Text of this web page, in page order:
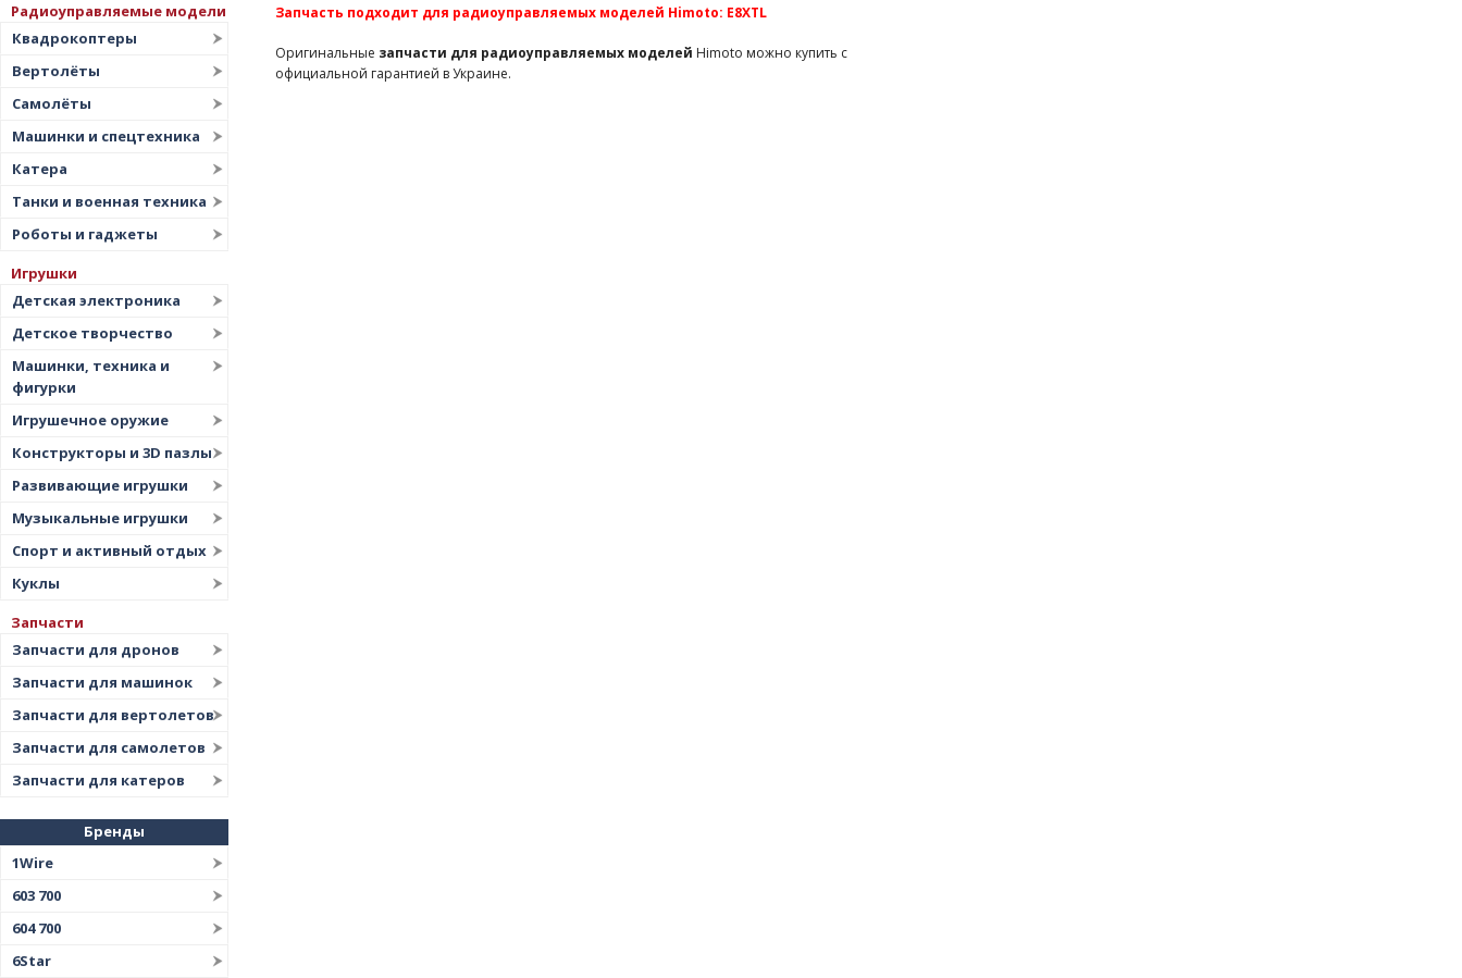
Радиоуправляемые модели
Квадрокоптеры
Вертолёты
Самолёты
Машинки и спецтехника
Катера
Танки и военная техника
Роботы и гаджеты
Игрушки
Детская электроника
Детское творчество
Машинки, техника и
фигурки
Игрушечное оружие
Конструкторы и 3D пазлы
Развивающие игрушки
Музыкальные игрушки
Спорт и активный отдых
Куклы
Запчасти
Запчасти для дронов
Запчасти для машинок
Запчасти для вертолетов
Запчасти для самолетов
Запчасти для катеров
Бренды
1Wire
603 700
604 700
6Star
Запчасть подходит для радиоуправляемых моделей Himoto: E8XTL
Оригинальные запчасти для радиоуправляемых моделей Himoto можно купить с
официальной гарантией в Украине.